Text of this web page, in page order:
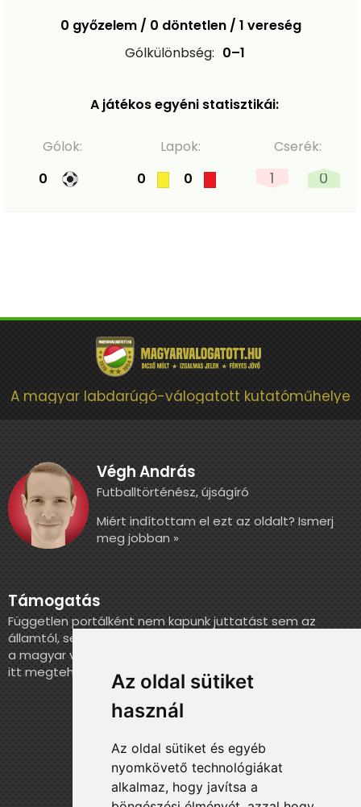
Az oldal sütiket
használ
Az oldal sütiket és egyéb
nyomkövető technológiákat
alkalmaz, hogy javítsa a
0 győzelem / 0 döntetlen / 1 vereség
Gólkülönbség: 0–1
A játékos egyéni statisztikái:
Gólok:
0
Lapok:
0
0
Cserék:
1 0
A magyar labdarúgó-válogatott kutatóműhelye
Végh András
Futballtörténész, újságíró
Miért indítottam el ezt az oldalt? Ismerj
meg jobban »
Támogatás
Független portálként nem kapunk juttatást sem az
államtól, sem más szervezettől. Ha szeretnél segíteni
a magyar válogatott történelmének feldolgozásában,
itt megteheted.